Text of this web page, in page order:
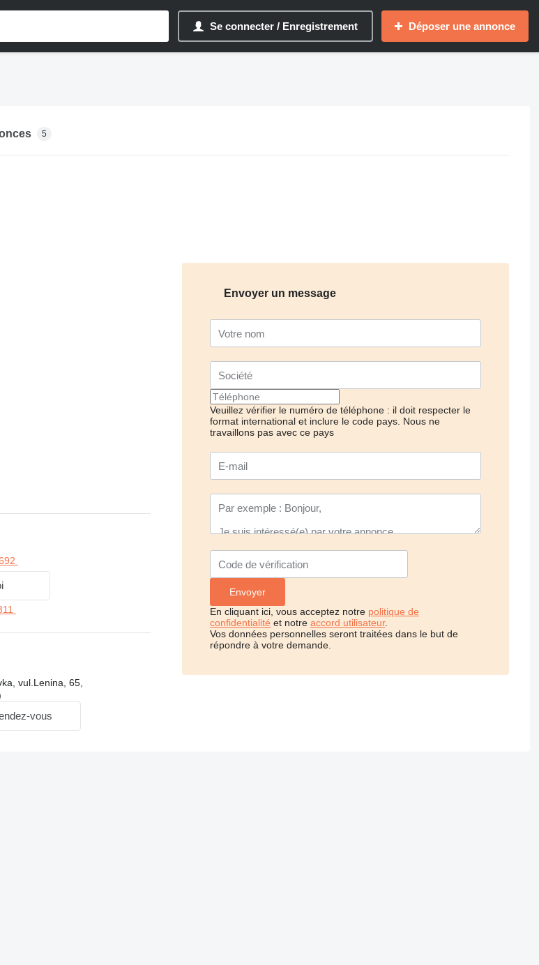
Se connecter / Enregistrement Déposer une annonce
5
vul.Lenina, 65,
vous
Envoyer un message
Veuillez vérifier le numéro de téléphone : il doit respecter le
format international et inclure le code pays. Nous ne
travaillons pas avec ce pays
En cliquant ici, vous acceptez notre politique de
confidentialité et notre accord utilisateur.
Vos données personnelles seront traitées dans le but de
répondre à votre demande.